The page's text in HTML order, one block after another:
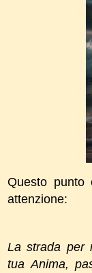
Questo punto
attenzione:
La strada per
tua Anima,